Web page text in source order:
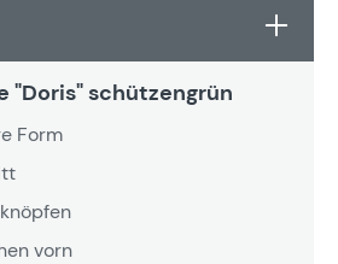
"Doris" schützengrün
Form
vorn